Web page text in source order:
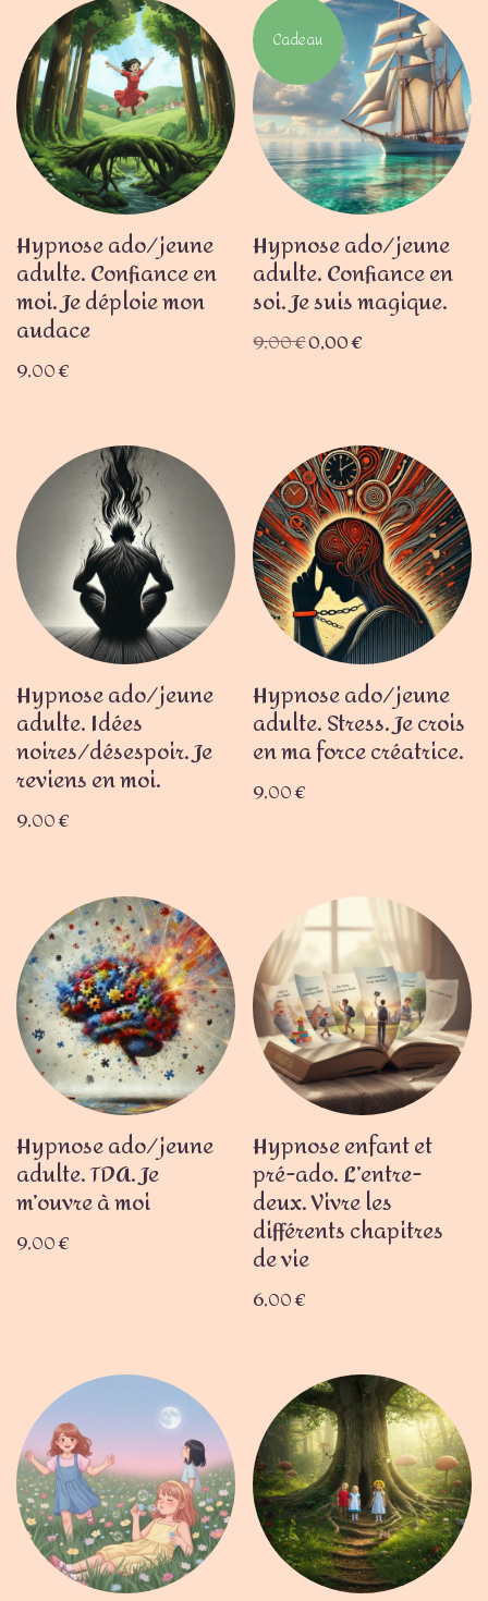
Hypnose ado/jeune
adulte. Confiance en
moi. Je déploie mon
audace
9,00€
Cadeau
Hypnose ado/jeune
adulte. Confiance en
soi. Je suis magique.
9,00€0,00€
Hypnose ado/jeune
adulte. Idées
noires/désespoir. Je
reviens en moi.
9,00€
Hypnose ado/jeune
adulte. Stress. Je crois
en ma force créatrice.
9,00€
Hypnose ado/jeune
adulte. TDA. Je
m’ouvre à moi
9,00€
Hypnose enfant et
pré-ado. L’entre-
deux. Vivre les
différents chapitres
de vie
6,00€